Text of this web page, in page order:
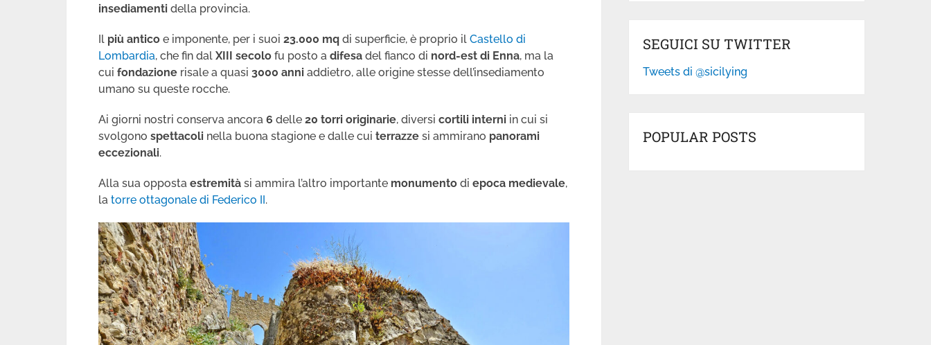
insediamenti della provincia.
Il più antico e imponente, per i suoi 23.000 mq di superficie, è proprio il Castello di
Lombardia, che fin dal XIII secolo fu posto a difesa del fianco di nord-est di Enna, ma la
cui fondazione risale a quasi 3000 anni addietro, alle origine stesse dell’insediamento
umano su queste rocche.
Ai giorni nostri conserva ancora 6 delle 20 torri originarie, diversi cortili interni in cui si
svolgono spettacoli nella buona stagione e dalle cui terrazze si ammirano panorami
eccezionali.
Alla sua opposta estremità si ammira l’altro importante monumento di epoca medievale,
la torre ottagonale di Federico II.
SEGUICI SU TWITTER
Tweets di @sicilying
POPULAR POSTS